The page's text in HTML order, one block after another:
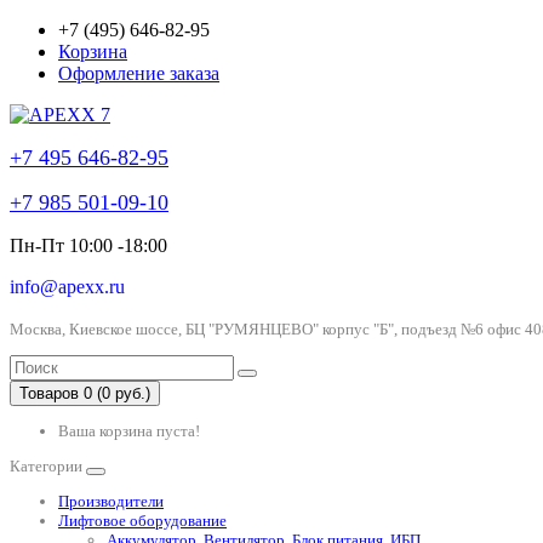
+7 (495) 646-82-95
Корзина
Оформление заказа
+7 495 646-82-95
+7 985 501-09-10
Пн-Пт 10:00 -18:00
info@apexx.ru
Москва, Киевское шоссе, БЦ "РУМЯНЦЕВО" корпус "Б", подъезд №6 офис
Товаров 0 (0 руб.)
Ваша корзина пуста!
Категории
Производители
Лифтовое оборудование